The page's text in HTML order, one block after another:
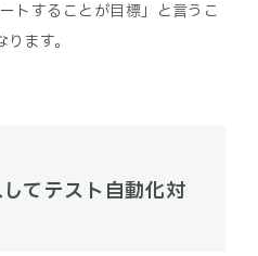
トすることが目標」と言うこ
てテスト自動化対